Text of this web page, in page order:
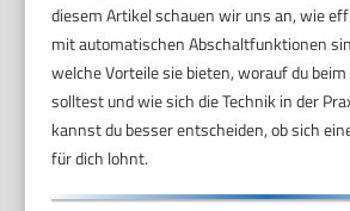
diesem Artikel schauen wir uns an, wie
mit automatischen Abschaltfunktionen
welche Vorteile sie bieten, worauf du
solltest und wie sich die Technik in der
kannst du besser entscheiden, ob sich
für dich lohnt.